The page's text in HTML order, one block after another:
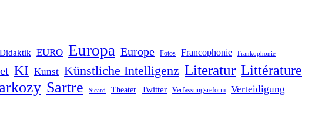
Didaktik EURO Europa Europe Fotos Francophonie Frankophonie
KI Kunst Künstliche Intelligenz Literatur Littérature
Sartre Sicard Theater Twitter Verfassungsreform Verteidigung